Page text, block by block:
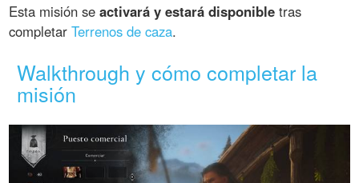
Esta misión seactivará y estará disponible tras
completarTerrenos de caza.
Walkthrough y cómo completar la
misión